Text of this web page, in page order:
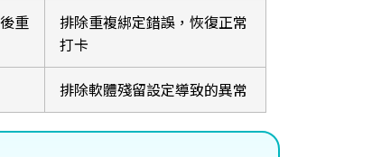
重
排除重複綁定錯誤，恢復正常
打卡
排除軟體殘留設定導致的異常